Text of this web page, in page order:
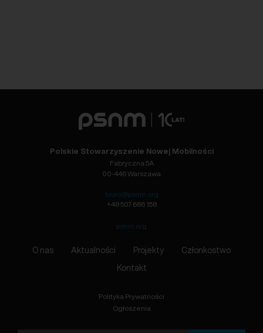
Polskie Stowarzyszenie Nowej Mobilności
Fabryczna 5A
00-446 Warszawa
biuro@psnm.org
+48 507 686 158
psnm.org
O nas Aktualności Projekty Członkostwo
Kontakt
Polityka Prywatności
Ogłoszenia